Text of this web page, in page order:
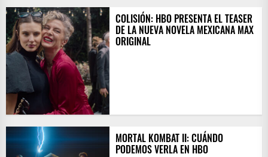
COLISIÓN: HBO PRESENTA EL TEASER
DE LA NUEVA NOVELA MEXICANA MAX
ORIGINAL
MORTAL KOMBAT II: CUÁNDO
PODEMOS VERLA EN HBO